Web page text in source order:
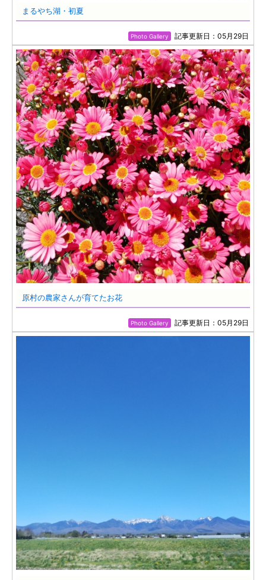
まるやち湖・初夏
Photo Gallery 記事更新日：05月29日
原村の農家さんが育てたお花
Photo Gallery 記事更新日：05月29日